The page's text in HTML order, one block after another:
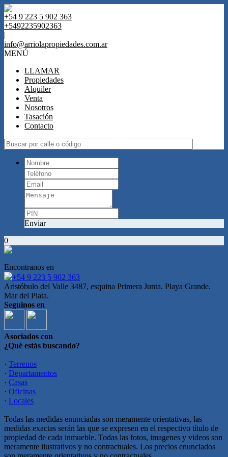
+54 9 223 5 902 363
+5492235902363
|
info@arriolapropiedades.com.ar
MENÚ
LLAMAR
Propiedades
Alquiler
Venta
Nosotros
Tasación
Contacto
Enviar
0
Encontranos en
+54 9 223 5 902 363
Aristóbulo del Valle 3487, esquina Primera Junta. Playa Grande.
Mar del Plata.
Seguinos en
Asociados con
¿Qué estás buscando?
· Terrenos
· Departamentos
· Casas
· Oficinas
· Locales
Todas las medidas enunciadas son meramente orientativas, las
medidas exactas serán las que se expresen en el respectivo título de
propiedad de cada inmueble. Todas las fotos, imagenes y videos son
meramente ilustrativos y no contractuales. Los precios enunciados